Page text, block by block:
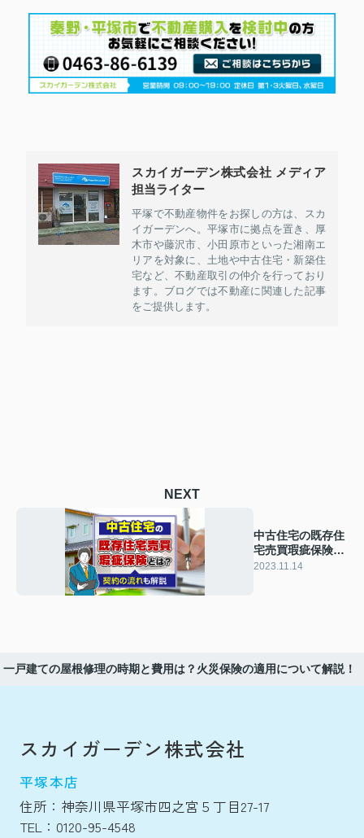
スカイガーデン株式会社 メディア
担当ライター
平塚で不動産物件をお探しの方は、スカ
イガーデンへ。平塚市に拠点を置き、厚
木市や藤沢市、小田原市といった湘南エ
リアを対象に、土地や中古住宅・新築住
宅など、不動産取引の仲介を行っており
ます。ブログでは不動産に関連した記事
をご提供します。
NEXT
中古住宅の既存住
宅売買瑕疵保険と
は？契約の流れも
2023.11.14
一戸建ての屋根修理の時期と費用は？火災保険の適用について解説！
スカイガーデン株式会社
平塚本店
住所：神奈川県平塚市四之宮５丁目27-17
TEL：0120-95-4548